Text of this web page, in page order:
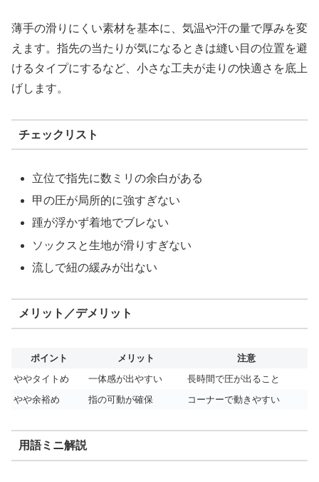
薄手の滑りにくい素材を基本に、気温や汗の量で厚みを変
えます。指先の当たりが気になるときは縫い目の位置を避
けるタイプにするなど、小さな工夫が走りの快適さを底上
げします。
チェックリスト
立位で指先に数ミリの余白がある
甲の圧が局所的に強すぎない
踵が浮かず着地でブレない
ソックスと生地が滑りすぎない
流しで紐の緩みが出ない
メリット／デメリット
ポイント メリット
注意
ややタイトめ
一体感が出やすい
長時間で圧が出ること
やや余裕め
指の可動が確保 コーナーで動きやすい
用語ミニ解説